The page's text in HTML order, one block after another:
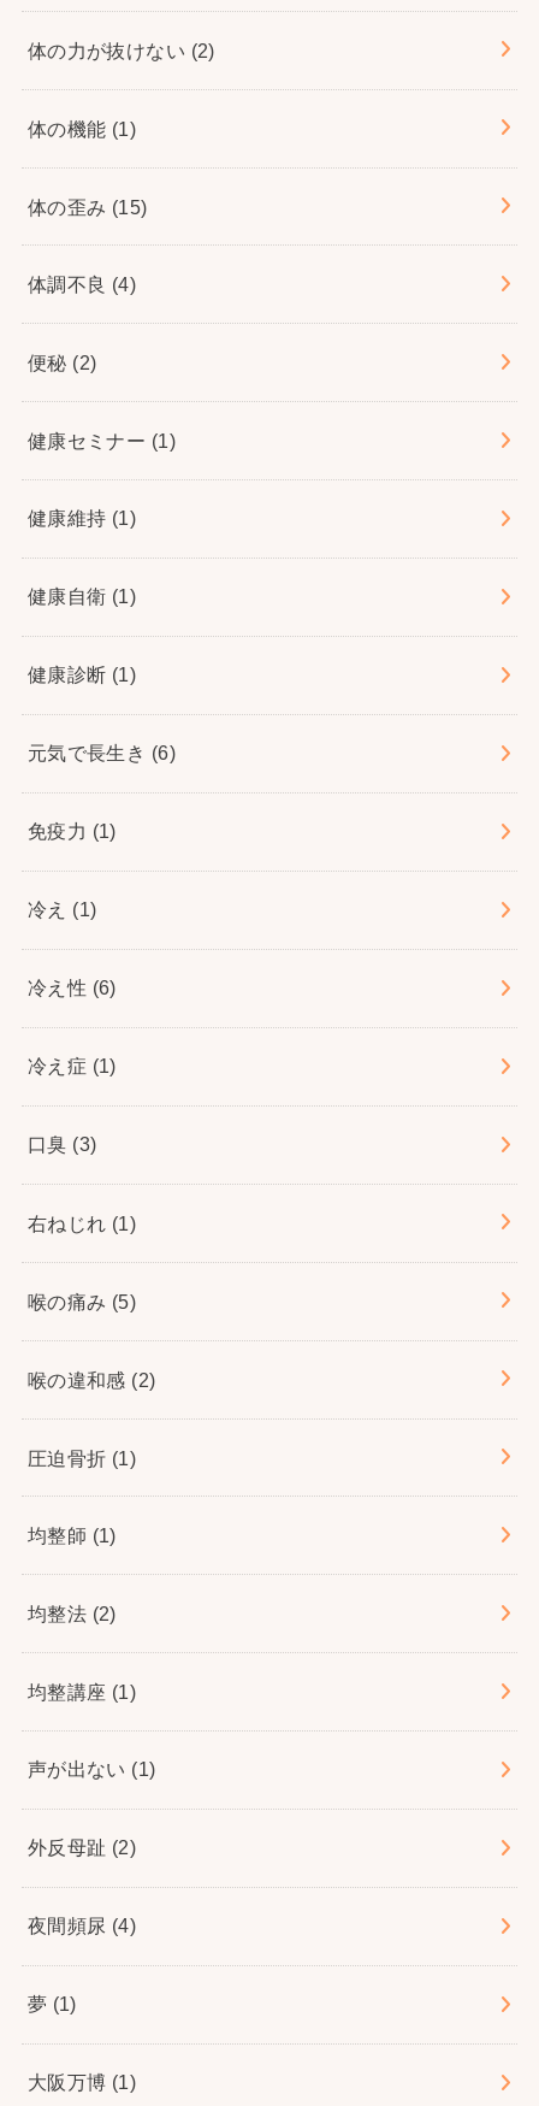
体の力が抜けない (2)
体の機能 (1)
体の歪み (15)
体調不良 (4)
便秘 (2)
健康セミナー (1)
健康維持 (1)
健康自衛 (1)
健康診断 (1)
元気で長生き (6)
免疫力 (1)
冷え (1)
冷え性 (6)
冷え症 (1)
口臭 (3)
右ねじれ (1)
喉の痛み (5)
喉の違和感 (2)
圧迫骨折 (1)
均整師 (1)
均整法 (2)
均整講座 (1)
声が出ない (1)
外反母趾 (2)
夜間頻尿 (4)
夢 (1)
大阪万博 (1)